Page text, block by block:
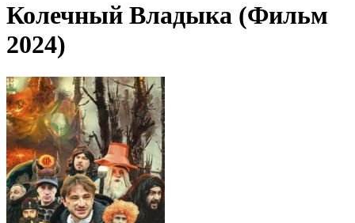
Колечный Владыка (Фильм
2024)